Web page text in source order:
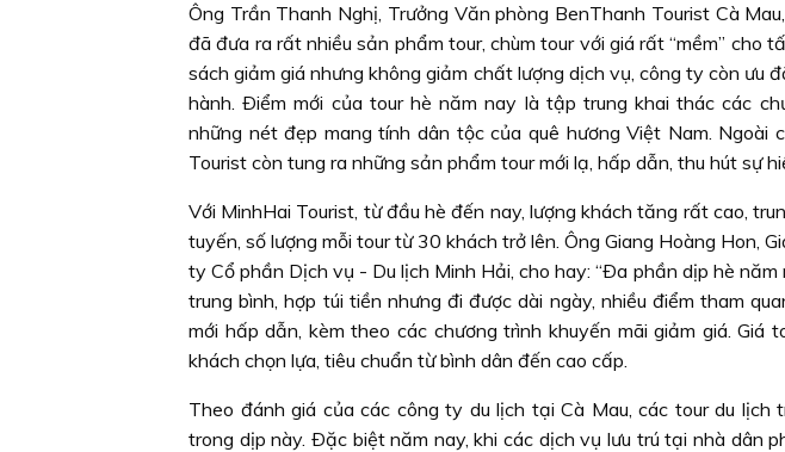
Ông Trần Thanh Nghị, Trưởng Văn phòng BenThanh Tourist Cà
đã đưa ra rất nhiều sản phẩm tour, chùm tour với giá rất “mềm” cho
sách giảm giá nhưng không giảm chất lượng dịch vụ, công ty còn ưu
hành. Ðiểm mới của tour hè năm nay là tập trung khai thác các
những nét đẹp mang tính dân tộc của quê hương Việt Nam. Ngoài
Tourist còn tung ra những sản phẩm tour mới lạ, hấp dẫn, thu hút sự
Với MinhHai Tourist, từ đầu hè đến nay, lượng khách tăng rất cao,
tuyến, số lượng mỗi tour từ 30 khách trở lên. Ông Giang Hoàng Hon,
ty Cổ phần Dịch vụ - Du lịch Minh Hải, cho hay: “Ða phần dịp hè năm
trung bình, hợp túi tiền nhưng đi được dài ngày, nhiều điểm tham
mới hấp dẫn, kèm theo các chương trình khuyến mãi giảm giá. Giá
khách chọn lựa, tiêu chuẩn từ bình dân đến cao cấp.
Theo đánh giá của các công ty du lịch tại Cà Mau, các tour du lịch
trong dịp này. Ðặc biệt năm nay, khi các dịch vụ lưu trú tại nhà dân